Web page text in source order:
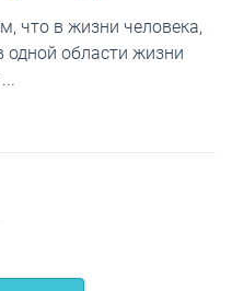
что в жизни человека,
одной области жизни